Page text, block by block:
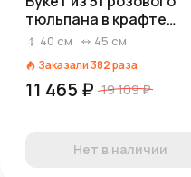
тюльпана в крафте
«Милана»
40 см 45 см
Заказали 382раза
11 465 ₽ 19 109 ₽
Нет в наличии